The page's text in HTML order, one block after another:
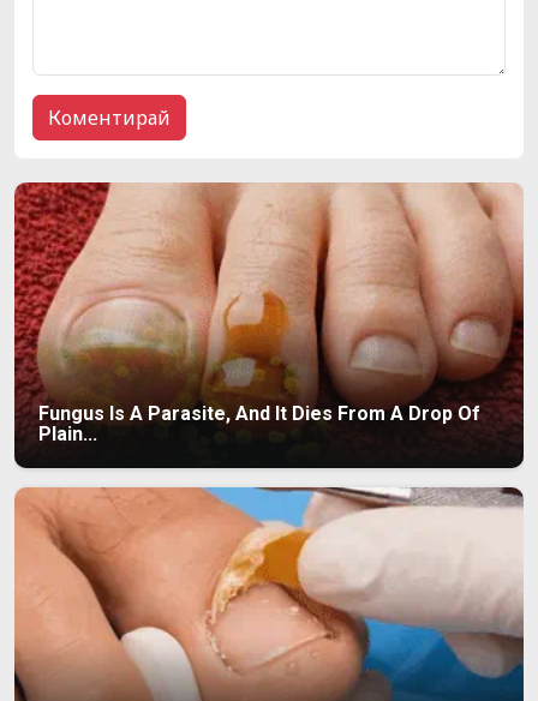
Fungus Is A Parasite, And It Dies From A Drop Of
Plain...